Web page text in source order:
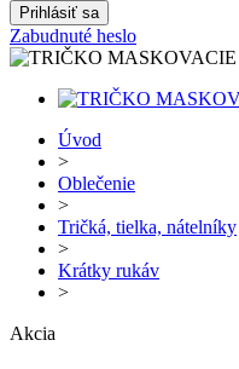
Zabudnuté heslo
Úvod
>
Oblečenie
>
Tričká, tielka, nátelníky
>
Krátky rukáv
>
Akcia